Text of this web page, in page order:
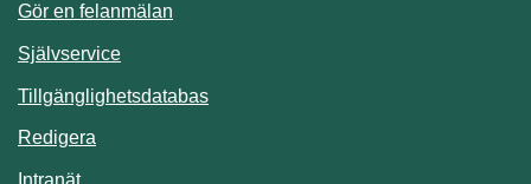
Gör en felanmälan
SjälvserviceLänk till annan webbplats.
TillgänglighetsdatabasLänk till annan webbplats.
Redigera
IntranätLänk till annan webbplats.